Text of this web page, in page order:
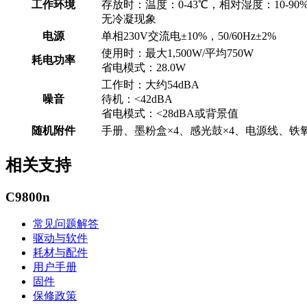
工作环境
存放时：温度：0-43℃，相对湿度：10-
无冷凝现象
电源
单相230V交流电±10%，50/60Hz±2%
耗电功率
使用时：最大1,500W/平均750W
省电模式：28.0W
噪音
工作时：大约54dBA
待机：<42dBA
省电模式：<28dBA或背景值
随机附件
手册、墨粉盒×4、感光鼓×4、电源线、铁
相关支持
C9800n
常见问题解答
驱动与软件
耗材与配件
用户手册
固件
保修政策